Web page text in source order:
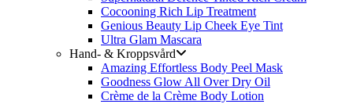
Cocooning Rich Lip Treatment
Genious Beauty Lip Cheek Eye Tint
Ultra Glam Mascara
Hand- & Kroppsvård
Amazing Effortless Body Peel Mask
Goodness Glow All Over Dry Oil
Crème de la Crème Body Lotion